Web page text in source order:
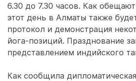
6.30 до 7.30 часов. Как
этот день в Алматы также
протокол и демонстрация
йога-позиций. Празднование
представлением индийского
Как сообщила